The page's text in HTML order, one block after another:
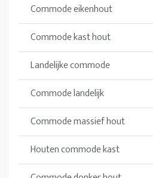
Commode eikenhout
Commode kast hout
Landelijke commode
Commode landelijk
Commode massief hout
Houten commode kast